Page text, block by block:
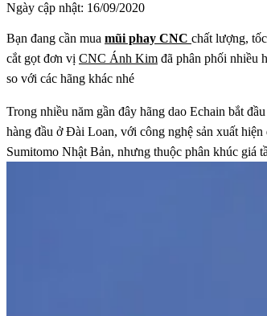
Ngày cập nhật: 16/09/2020
Bạn đang cần mua mũi phay CNC chất lượng,
cắt gọt đơn vị CNC Ánh Kim đã phân phối nhiều
so với các hãng khác nhé
Trong nhiều năm gần đây hãng dao Echain bắt
hàng đầu ở Đài Loan, với công nghệ sản xuất
Sumitomo Nhật Bản, nhưng thuộc phân khúc giá